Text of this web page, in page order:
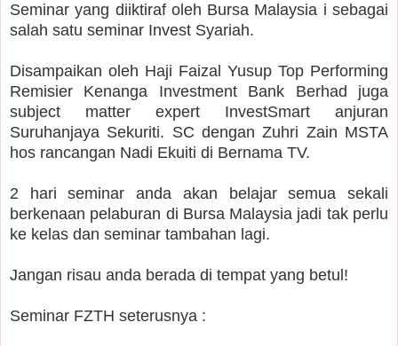
Seminar yang diiktiraf oleh Bursa Malaysia i sebagai
salah satu seminar Invest Syariah.
Disampaikan oleh Haji Faizal Yusup Top Performing
Remisier Kenanga Investment Bank Berhad juga
subject matter expert InvestSmart anjuran
Suruhanjaya Sekuriti. SC dengan Zuhri Zain MSTA
hos rancangan Nadi Ekuiti di Bernama TV.
2 hari seminar anda akan belajar semua sekali
berkenaan pelaburan di Bursa Malaysia jadi tak perlu
ke kelas dan seminar tambahan lagi.
Jangan risau anda berada di tempat yang betul!
Seminar FZTH seterusnya :